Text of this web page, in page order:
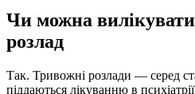
Чи можна
розлад
Так. Тривожні розлади — серед
піддаються лікуванню в